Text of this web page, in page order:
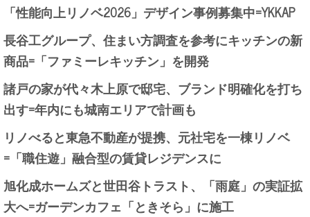
「性能向上リノベ2026」デザイン事例募集中=YKKAP
長谷工グループ、住まい方調査を参考にキッチンの新
商品=「ファミーレキッチン」を開発
諸戸の家が代々木上原で邸宅、ブランド明確化を打ち
出す=年内にも城南エリアで計画も
リノべると東急不動産が提携、元社宅を一棟リノベ
=「職住遊」融合型の賃貸レジデンスに
旭化成ホームズと世田谷トラスト、「雨庭」の実証拡
大へ=ガーデンカフェ「ときそら」に施工